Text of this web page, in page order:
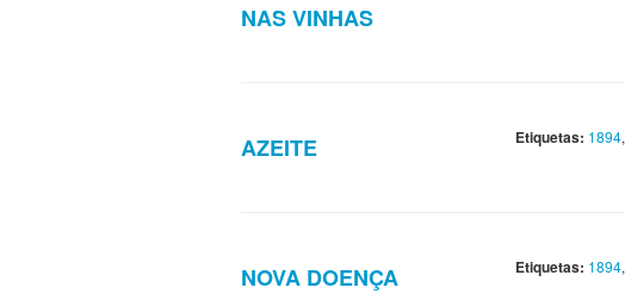
NAS VINHAS
AZEITE Etiquetas: 1894,
NOVA DOENÇA Etiquetas: 1894,